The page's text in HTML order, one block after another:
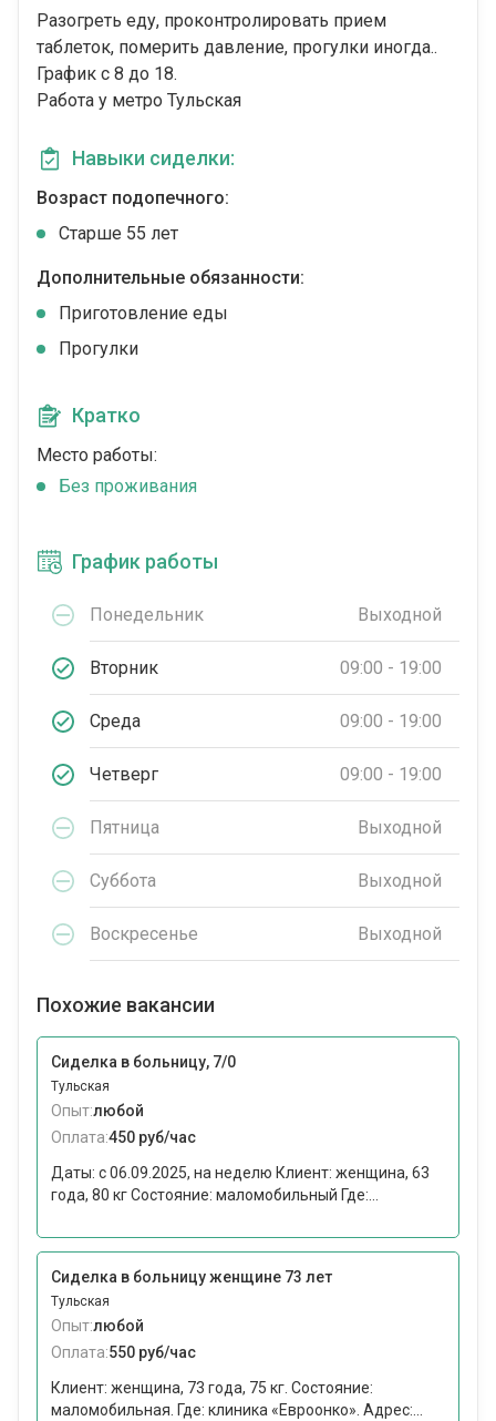
Разогреть еду, проконтролировать прием
таблеток, померить давление, прогулки иногда..
График с 8 до 18.
Работа у метро Тульская
Навыки сиделки:
Возраст подопечного:
Cтарше 55 лет
Дополнительные обязанности:
Приготовление еды
Прогулки
Кратко
Место работы:
Без проживания
График работы
Понедельник Выходной
Вторник 09:00 - 19:00
Среда 09:00 - 19:00
Четверг 09:00 - 19:00
Пятница Выходной
Суббота Выходной
Воскресенье Выходной
Похожие вакансии
Сиделка в больницу, 7/0
Тульская
Опыт:любой
Оплата:450 руб/час
Даты: с 06.09.2025, на неделю Клиент: женщина, 63
года, 80 кг Состояние: маломобильный Где:...
Сиделка в больницу женщине 73 лет
Тульская
Опыт:любой
Оплата:550 руб/час
Клиент: женщина, 73 года, 75 кг. Состояние:
маломобильная. Где: клиника «Евроонко». Адрес:...